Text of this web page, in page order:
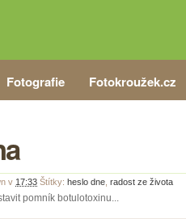
Fotografie Fotokroužek.cz
v 17:33 Štítky: heslo dne radost ze života
pomník botulotoxinu...